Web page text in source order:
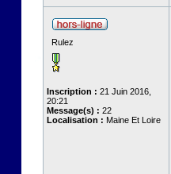
Rulez
Inscription : 21 Juin 2016,
20:21
Message(s) : 22
Localisation : Maine Et Loire